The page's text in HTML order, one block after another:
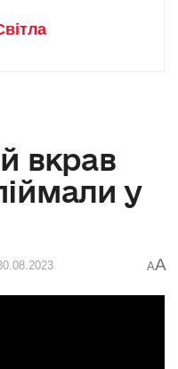
вкрав
у
AA